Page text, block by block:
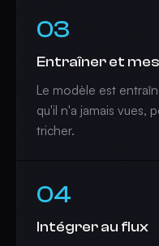
03
Entraîner et
Le modèle est
qu'il n'a jamais vues,
tricher.
04
Intégrer au flux